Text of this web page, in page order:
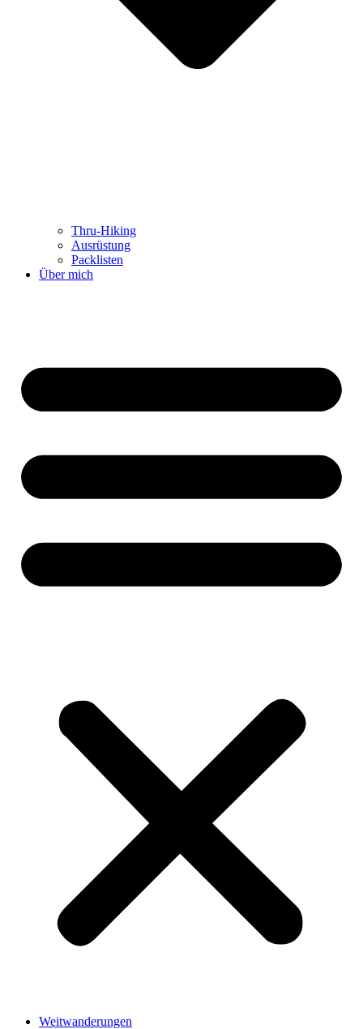
Thru-Hiking
Ausrüstung
Packlisten
Über mich
Weitwanderungen